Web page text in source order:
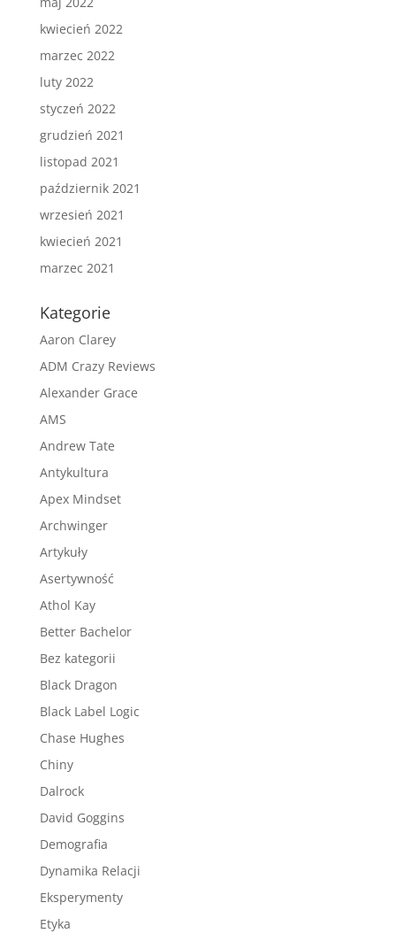
kwiecień 2022
marzec 2022
luty 2022
styczeń 2022
grudzień 2021
listopad 2021
październik 2021
wrzesień 2021
kwiecień 2021
marzec 2021
Kategorie
Aaron Clarey
ADM Crazy Reviews
Alexander Grace
AMS
Andrew Tate
Antykultura
Apex Mindset
Archwinger
Artykuły
Asertywność
Athol Kay
Better Bachelor
Bez kategorii
Black Dragon
Black Label Logic
Chase Hughes
Chiny
Dalrock
David Goggins
Demografia
Dynamika Relacji
Eksperymenty
Etyka